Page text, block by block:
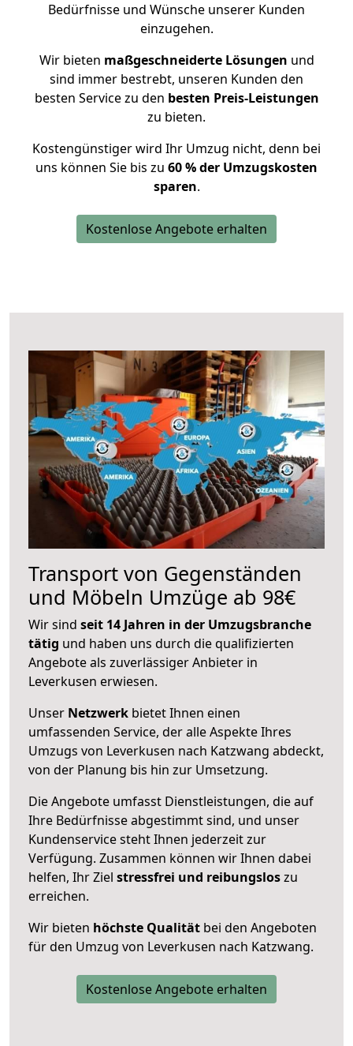
Bedürfnisse und Wünsche unserer Kunden
einzugehen.
Wir bieten maßgeschneiderte Lösungen und
sind immer bestrebt, unseren Kunden den
besten Service zu den besten Preis-Leistungen
zu bieten.
Kostengünstiger wird Ihr Umzug nicht, denn bei
uns können Sie bis zu 60 % der Umzugskosten
sparen.
Kostenlose Angebote erhalten
Transport von Gegenständen
und Möbeln Umzüge ab 98€
Wir sind seit 14 Jahren in der Umzugsbranche
tätig und haben uns durch die qualifizierten
Angebote als zuverlässiger Anbieter in
Leverkusen erwiesen.
Unser Netzwerk bietet Ihnen einen
umfassenden Service, der alle Aspekte Ihres
Umzugs von Leverkusen nach Katzwang abdeckt,
von der Planung bis hin zur Umsetzung.
Die Angebote umfasst Dienstleistungen, die auf
Ihre Bedürfnisse abgestimmt sind, und unser
Kundenservice steht Ihnen jederzeit zur
Verfügung. Zusammen können wir Ihnen dabei
helfen, Ihr Ziel stressfrei und reibungsloszu
erreichen.
Wir bieten höchste Qualität bei den Angeboten
für den Umzug von Leverkusen nach Katzwang.
Kostenlose Angebote erhalten